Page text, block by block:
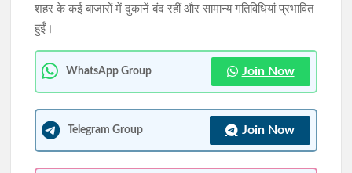
शहर के कई बाजारों में दुकानें बंद रहीं और सामान्य गतिविधियां प्रभावित
हुईं।
WhatsApp Group Join Now
Telegram Group Join Now